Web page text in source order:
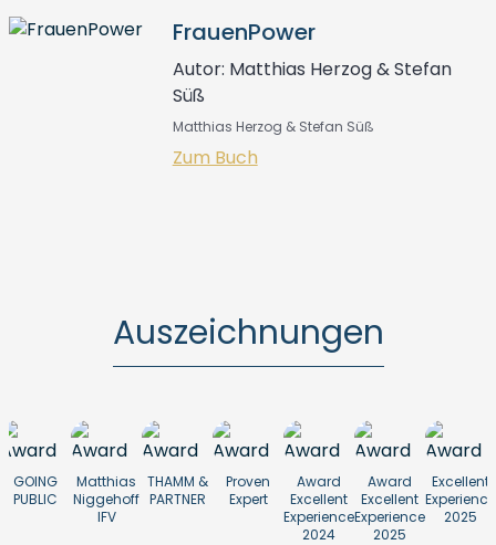
FrauenPower
Autor: Matthias Herzog & Stefan
Süß
Matthias Herzog & Stefan Süß
Zum Buch
Auszeichnungen
GOING
PUBLIC
Matthias
Niggehoff
IFV
THAMM &
PARTNER
Proven
Expert
Award
Excellent
Experience
2024
Award
Excellent
Experience
2025
Excellent
Experience
2025